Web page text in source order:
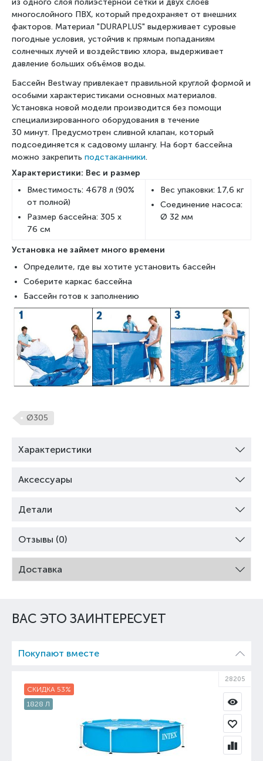
из одного слоя полиэстерной сетки и двух слоёв
многослойного ПВХ, который предохраняет от внешних
факторов. Материал "DURAPLUS" выдерживает суровые
погодные условия, устойчив к прямым попаданиям
солнечных лучей и воздействию хлора, выдерживает
давление больших объёмов воды.
Бассейн Bestway привлекает правильной круглой формой и
особыми характеристиками основных материалов.
Установка новой модели производится без помощи
специализированного оборудования в течение
30 минут. Предусмотрен сливной клапан, который
подсоединяется к садовому шлангу. На борт бассейна
можно закрепить подстаканники.
Характеристики: Вес и размер
Вместимость: 4678 л (90%
от полной)
Размер бассейна: 305 x
76 см
Вес упаковки: 17,6 кг
Соединение насоса:
Ø 32 мм
Установка не займет много времени
Определите, где вы хотите установить бассейн
Соберите каркас бассейна
Бассейн готов к заполнению
Ø305
Характеристики
Аксессуары
Детали
Отзывы (0)
Доставка
ВАС ЭТО ЗАИНТЕРЕСУЕТ
Покупают вместе
СКИДКА 53%
1828 Л
28205